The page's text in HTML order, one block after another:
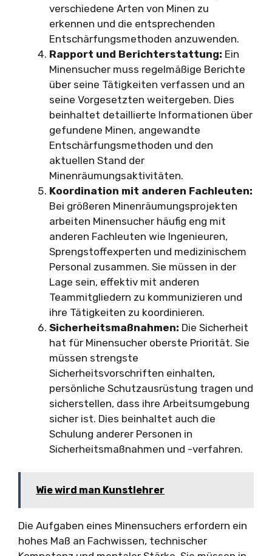
verschiedene Arten von Minen zu
erkennen und die entsprechenden
Entschärfungsmethoden anzuwenden.
Rapport und Berichterstattung: Ein
Minensucher muss regelmäßige Berichte
über seine Tätigkeiten verfassen und an
seine Vorgesetzten weitergeben. Dies
beinhaltet detaillierte Informationen über
gefundene Minen, angewandte
Entschärfungsmethoden und den
aktuellen Stand der
Minenräumungsaktivitäten.
Koordination mit anderen Fachleuten:
Bei größeren Minenräumungsprojekten
arbeiten Minensucher häufig eng mit
anderen Fachleuten wie Ingenieuren,
Sprengstoffexperten und medizinischem
Personal zusammen. Sie müssen in der
Lage sein, effektiv mit anderen
Teammitgliedern zu kommunizieren und
ihre Tätigkeiten zu koordinieren.
Sicherheitsmaßnahmen: Die Sicherheit
hat für Minensucher oberste Priorität. Sie
müssen strengste
Sicherheitsvorschriften einhalten,
persönliche Schutzausrüstung tragen und
sicherstellen, dass ihre Arbeitsumgebung
sicher ist. Dies beinhaltet auch die
Schulung anderer Personen in
Sicherheitsmaßnahmen und -verfahren.
Wie wird man Kunstlehrer
Die Aufgaben eines Minensuchers erfordern ein
hohes Maß an Fachwissen, technischer